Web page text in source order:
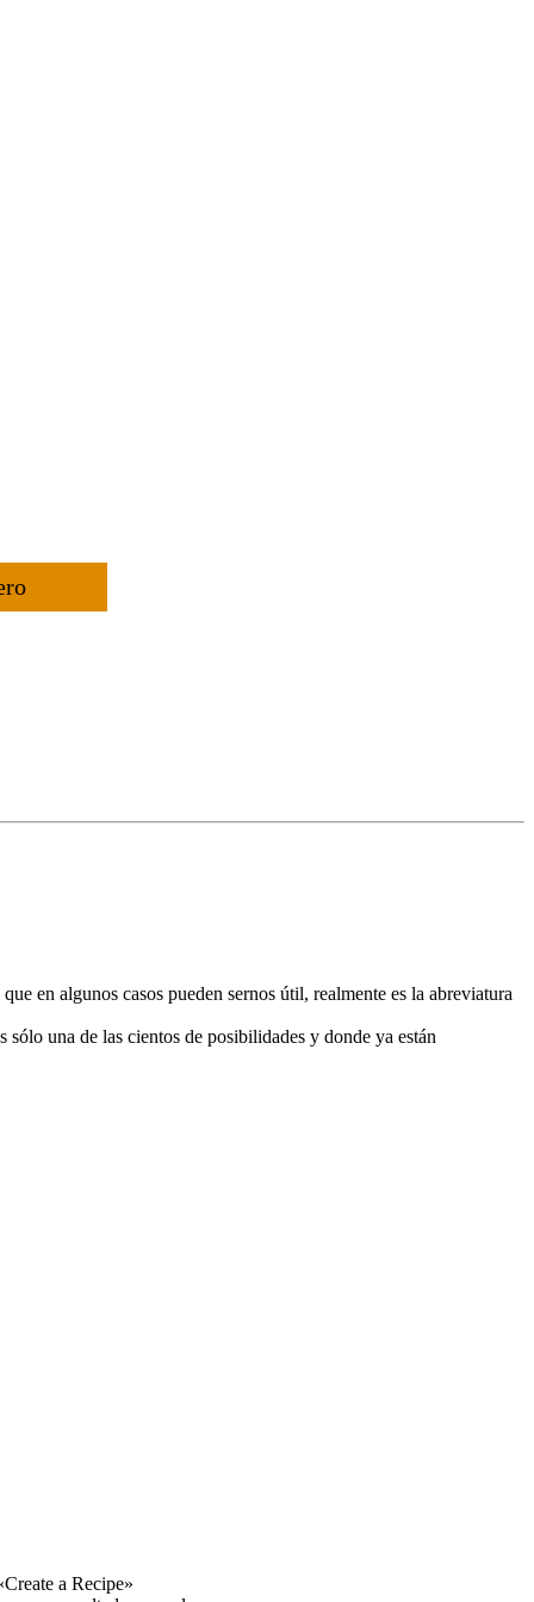
que en algunos casos pueden sernos útil, realmente es la abreviatura
una de las cientos de posibilidades y donde ya están
a Recipe»